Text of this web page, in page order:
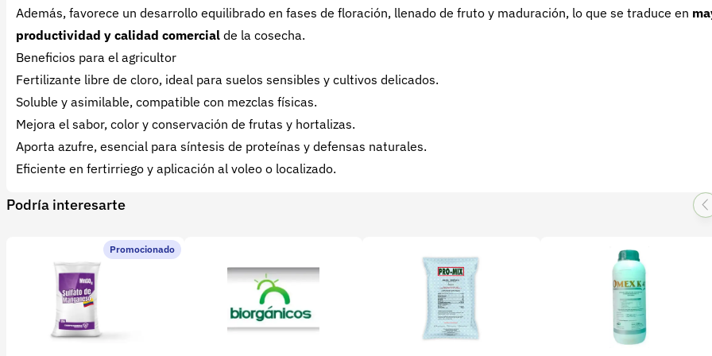
Además, favorece un desarrollo equilibrado en fases de floración, llenado de fruto y maduración, lo que se traduce en
productividad y calidad comercial de la cosecha.
Beneficios para el agricultor
Fertilizante libre de cloro, ideal para suelos sensibles y cultivos delicados.
Soluble y asimilable, compatible con mezclas físicas.
Mejora el sabor, color y conservación de frutas y hortalizas.
Aporta azufre, esencial para síntesis de proteínas y defensas naturales.
Eficiente en fertirriego y aplicación al voleo o localizado.
Podría interesarte
Promocionado